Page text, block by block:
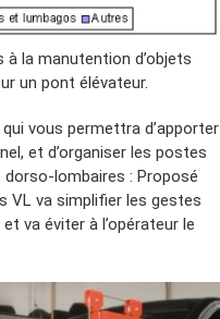
la manutention d’objets
un pont élévateur.
vous permettra d’apporter
et d’organiser les postes
lombaires : Proposé
VL va simplifier les gestes
va éviter à l’opérateur le